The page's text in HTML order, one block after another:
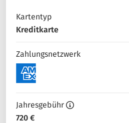
Kartentyp
Kreditkarte
Zahlungsnetzwerk
Jahresgebühr
720 €